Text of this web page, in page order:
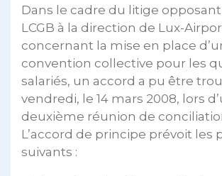
Dans le cadre du litige opposant
LCGB à la direction de Lux-
concernant la mise en place
convention collective pour les
salariés, un accord a pu être
vendredi, le 14 mars 2008, lors
deuxième réunion de
L’accord de principe prévoit les
suivants :